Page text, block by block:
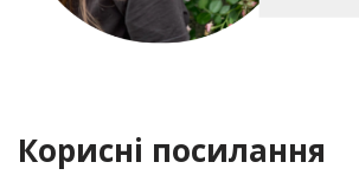
Корисні посилання